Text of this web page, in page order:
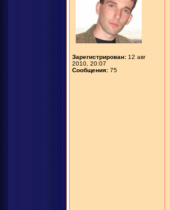
Зарегистрирован: 12 авг
2010, 20:07
Сообщения: 75